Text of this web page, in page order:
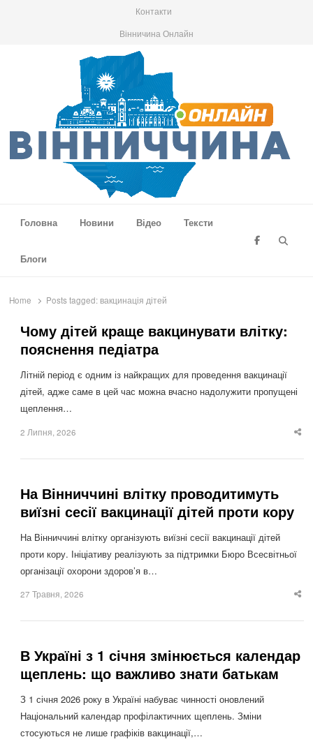
Контакти
Вінничина Онлайн
Головна
Новини Відео Тексти
Блоги
Home Posts tagged: вакцинація дітей
Чому дітей краще вакцинувати влітку:
пояснення педіатра
Літній період є одним із найкращих для проведення вакцинації
дітей, адже саме в цей час можна вчасно надолужити пропущені
щеплення…
2 Липня, 2026
На Вінниччині влітку проводитимуть
виїзні сесії вакцинації дітей проти кору
На Вінниччині влітку організують виїзні сесії вакцинації дітей
проти кору. Ініціативу реалізують за підтримки Бюро Всесвітньої
організації охорони здоров’я в…
27 Травня, 2026
В Україні з 1 січня змінюється календар
щеплень: що важливо знати батькам
З 1 січня 2026 року в Україні набуває чинності оновлений
Національний календар профілактичних щеплень. Зміни
стосуються не лише графіків вакцинації,…